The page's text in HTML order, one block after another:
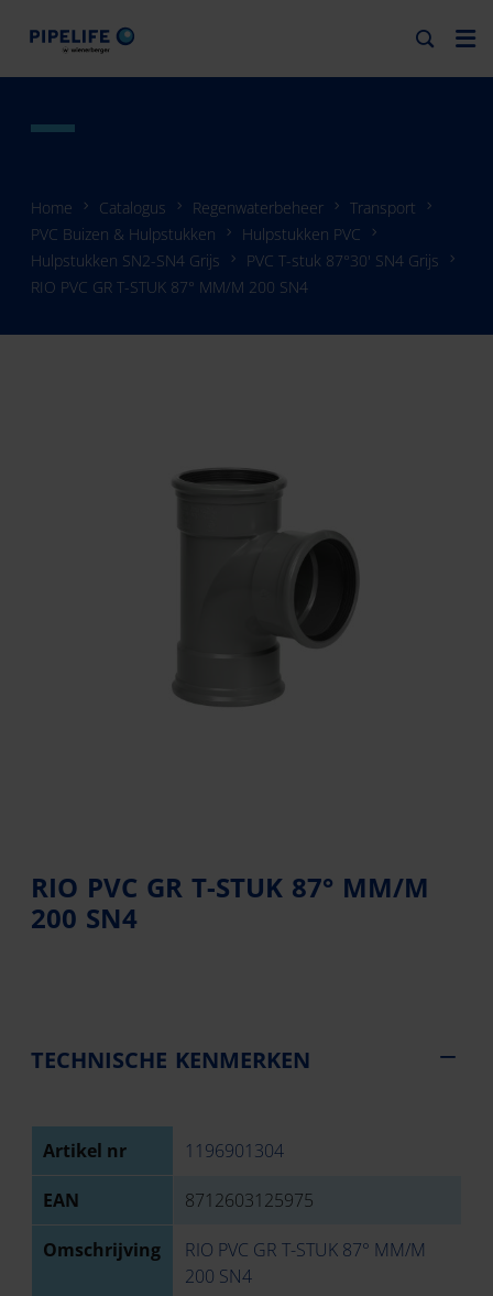
Home Catalogus Regenwaterbeheer
Transport
PVC Buizen & Hulpstukken
Hulpstukken PVC
Hulpstukken SN2-SN4 Grijs
PVC T-stuk 87°30' SN4 Grijs
RIO PVC GR T-STUK 87° MM/M 200 SN4
RIO PVC GR T-STUK 87° MM/M
200 SN4
TECHNISCHE KENMERKEN
Artikel nr 1196901304
EAN 8712603125975
Omschrijving
RIO PVC GR T-STUK 87° MM/M
200 SN4